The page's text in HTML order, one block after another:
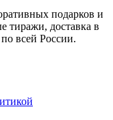
подарков и
тиражи, доставка в
всей России.